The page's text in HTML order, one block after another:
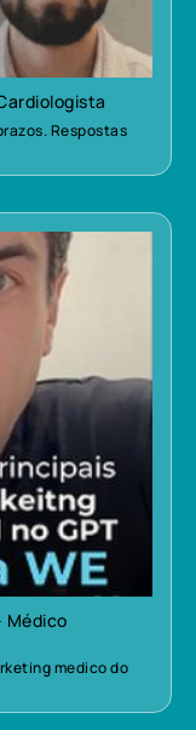
Respostas
Médico
medico do